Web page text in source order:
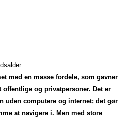
med en masse fordele, som gavner
offentlige og privatpersoner. Det er
uden computere og internet; det gør
at navigere i. Men med store